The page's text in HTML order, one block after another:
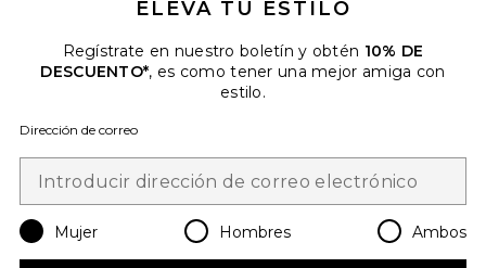
VESTIDO MIDI REI
h:ours
ELEVA TU ESTILO
Regístrate en nuestro boletín y obtén 10% DE
DESCUENTO*, es como tener una mejor amiga con
estilo.
Dirección de correo
Mujer Hombres Ambos